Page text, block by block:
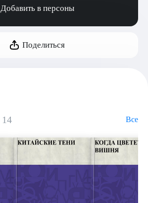
Добавить в персоны
Поделиться
14 Все